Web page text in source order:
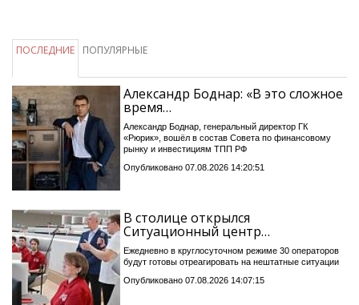
ПОСЛЕДНИЕ ПОПУЛЯРНЫЕ
Александр Боднар: «В это сложное
время…
Александр Боднар, генеральный директор ГК
«Рюрик», вошёл в состав Совета по финансовому
рынку и инвестициям ТПП РФ
Опубликовано 07.08.2026 14:20:51
В столице открылся
Ситуационный центр…
Ежедневно в круглосуточном режиме 30 операторов
будут готовы отреагировать на нештатные ситуации
Опубликовано 07.08.2026 14:07:15